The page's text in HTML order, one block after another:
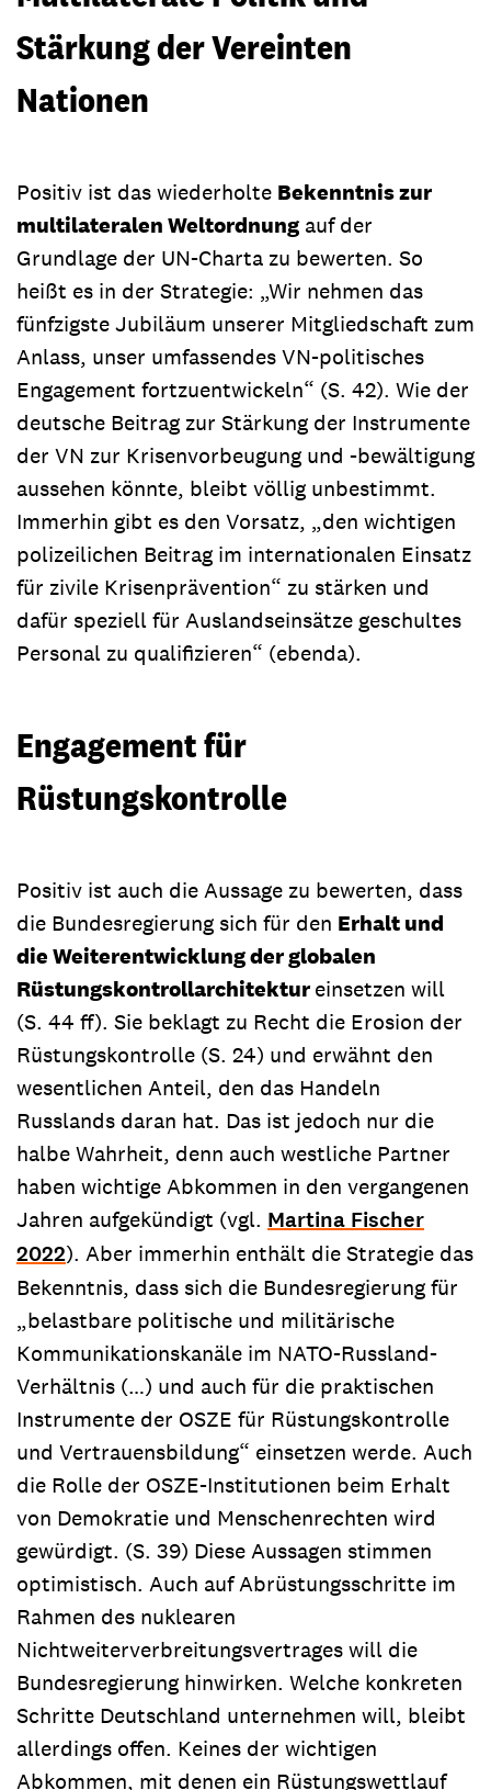
Stärkung der Vereinten
Nationen
Positiv ist das wiederholte Bekenntnis zur
multilateralen Weltordnung auf der
Grundlage der UN-Charta zu bewerten. So
heißt es in der Strategie: „Wir nehmen das
fünfzigste Jubiläum unserer Mitgliedschaft zum
Anlass, unser umfassendes VN-politisches
Engagement fortzuentwickeln“ (S. 42). Wie der
deutsche Beitrag zur Stärkung der Instrumente
der VN zur Krisenvorbeugung und -bewältigung
aussehen könnte, bleibt völlig unbestimmt.
Immerhin gibt es den Vorsatz, „den wichtigen
polizeilichen Beitrag im internationalen Einsatz
für zivile Krisenprävention“ zu stärken und
dafür speziell für Auslandseinsätze geschultes
Personal zu qualifizieren“ (ebenda).
Engagement für
Rüstungskontrolle
Positiv ist auch die Aussage zu bewerten, dass
die Bundesregierung sich für den Erhalt und
die Weiterentwicklung der globalen
Rüstungskontrollarchitektureinsetzen will
(S. 44 ff). Sie beklagt zu Recht die Erosion der
Rüstungskontrolle (S. 24) und erwähnt den
wesentlichen Anteil, den das Handeln
Russlands daran hat. Das ist jedoch nur die
halbe Wahrheit, denn auch westliche Partner
haben wichtige Abkommen in den vergangenen
Jahren aufgekündigt (vgl. Martina Fischer
2022). Aber immerhin enthält die Strategie das
Bekenntnis, dass sich die Bundesregierung für
„belastbare politische und militärische
Kommunikationskanäle im NATO-Russland-
Verhältnis (…) und auch für die praktischen
Instrumente der OSZE für Rüstungskontrolle
und Vertrauensbildung“ einsetzen werde. Auch
die Rolle der OSZE-Institutionen beim Erhalt
von Demokratie und Menschenrechten wird
gewürdigt. (S. 39) Diese Aussagen stimmen
optimistisch. Auch auf Abrüstungsschritte im
Rahmen des nuklearen
Nichtweiterverbreitungsvertrages will die
Bundesregierung hinwirken. Welche konkreten
Schritte Deutschland unternehmen will, bleibt
allerdings offen. Keines der wichtigen
Abkommen, mit denen ein Rüstungswettlauf